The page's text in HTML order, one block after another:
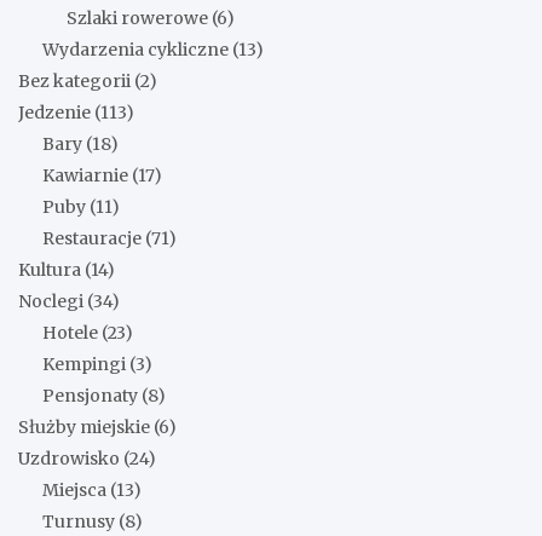
Szlaki rowerowe (6)
Wydarzenia cykliczne (13)
Bez kategorii (2)
Jedzenie (113)
Bary (18)
Kawiarnie (17)
Puby (11)
Restauracje (71)
Kultura (14)
Noclegi (34)
Hotele (23)
Kempingi (3)
Pensjonaty (8)
Służby miejskie (6)
Uzdrowisko (24)
Miejsca (13)
Turnusy (8)